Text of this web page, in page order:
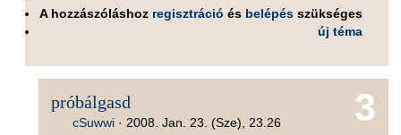
A hozzászóláshoz regisztráció és belépés szükséges
új téma
3
próbálgasd
cSuwwi· 2008. Jan. 23. (Sze), 23.26